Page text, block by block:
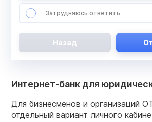
Затрудняюсь ответить
Назад
Интернет-банк для
Для бизнесменов и организаций
отдельный вариант личного